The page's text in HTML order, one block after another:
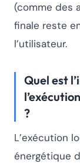
(comme des
finale reste
l’utilisateur.
Quel est
?
L’exécution
énergétique